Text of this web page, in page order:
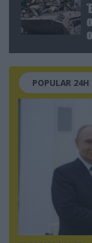
POPULAR 24H